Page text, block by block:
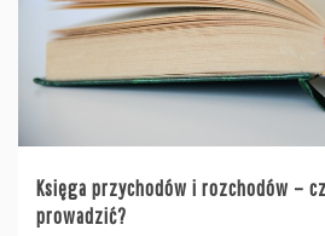
Księga przychodów i rozchodów –
prowadzić?